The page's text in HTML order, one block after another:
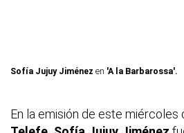
Sofía Jujuy Jiménez en 'A la Barbarossa'.
En la emisión de este miércoles